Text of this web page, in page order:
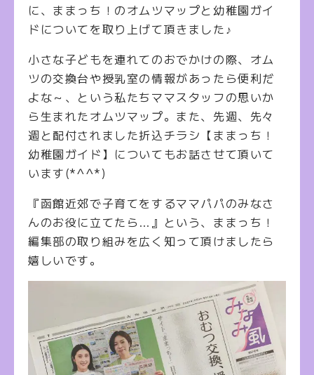
に、ままっち！のオムツマップと幼稚園ガイ
ドについてを取り上げて頂きました♪
小さな子どもを連れてのおでかけの際、オム
ツの交換台や授乳室の情報があったら便利だ
よな～、という私たちママスタッフの思いか
ら生まれたオムツマップ。また、先週、先々
週と配付されました折込チラシ【ままっち！
幼稚園ガイド】についてもお話させて頂いて
います(*^^*)
『函館近郊で子育てをするママパパのみなさ
んのお役に立てたら…』という、ままっち！
編集部の取り組みを広く知って頂けましたら
嬉しいです。